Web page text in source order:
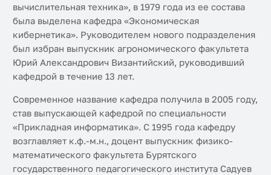
вычислительная техника», в 1979 года из ее состава
была выделена кафедра «Экономическая
кибернетика». Руководителем нового подразделения
был избран выпускник агрономического факультета
Юрий Александрович Византийский, руководивший
кафедрой в течение 13 лет.
Современное название кафедра получила в 2005 году,
став выпускающей кафедрой по специальности
«Прикладная информатика». С 1995 года кафедру
возглавляет к.ф.-м.н., доцент выпускник физико-
математического факультета Бурятского
государственного педагогического института Садуев